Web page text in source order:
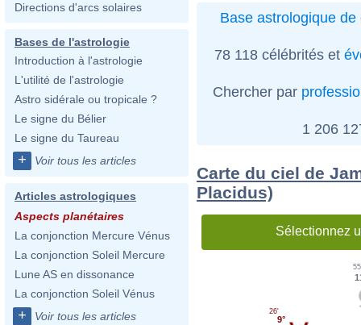
Directions d'arcs solaires
Bases de l'astrologie
Introduction à l'astrologie
L'utilité de l'astrologie
Astro sidérale ou tropicale ?
Le signe du Bélier
Le signe du Taureau
+ Voir tous les articles
Articles astrologiques
Aspects planétaires
La conjonction Mercure Vénus
La conjonction Soleil Mercure
Lune AS en dissonance
La conjonction Soleil Vénus
+ Voir tous les articles
Base astrologique de
78 118 célébrités et
Chercher par
1 206
Carte du ciel de
Placidus)
Sélectionnez
9°
26'